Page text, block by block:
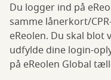
Du logger ind på
samme lånerkort/
eReolen. Du skal
udfylde dine login-
på eReolen Global